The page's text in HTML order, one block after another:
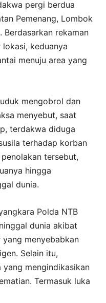
pergi berdua
Pemenang, Lombok
rekaman
keduanya
menuju area yang
mengobrol dan
menyebut, saat
terdakwa diduga
terhadap korban
tersebut,
hingga
dunia.
Polda NTB
dunia akibat
menyebabkan
Selain itu,
mengindikasikan
Termasuk luka